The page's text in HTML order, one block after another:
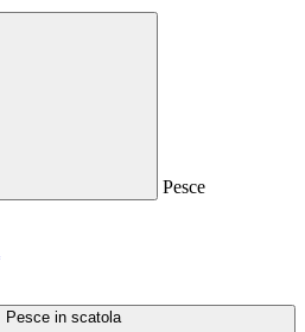
Pesce
Pesce in scatola